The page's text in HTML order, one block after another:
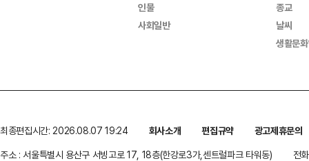
인물
사회일반
종교
날씨
생활문
최종편집시간: 2026.08.07 19:24 회사소개 편집규약
광고제휴문의
주소 : 서울특별시 용산구 서빙고로 17, 18층(한강로3가,센트럴파크 타워동)
전